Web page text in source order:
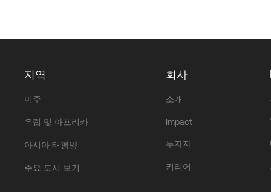
지역
미주
유럽 및 아프리카
아시아 태평양
주요 도시 보기
회사
소개
Impact
투자자
커리어